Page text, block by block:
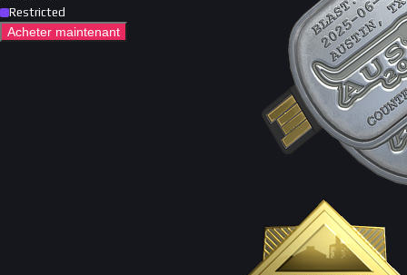
Restricted
Acheter maintenant